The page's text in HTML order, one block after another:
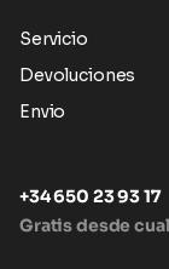
Servicio
Devoluciones
Envio
+34 650 23 93 17
Gratis desde